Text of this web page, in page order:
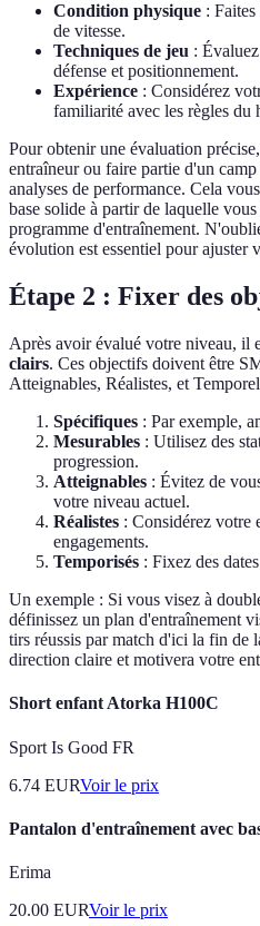
Condition physique :
de vitesse.
Techniques de jeu :
défense et positionnement.
Expérience : Considérez
familiarité avec les règles du
Pour obtenir une évaluation
entraîneur ou faire partie d'un
analyses de performance. Cela
base solide à partir de laquelle
programme d'entraînement.
évolution est essentiel pour ajuster
Étape 2 : Fixer des
Après avoir évalué votre niveau, il
clairs. Ces objectifs doivent être
Atteignables, Réalistes, et
Spécifiques : Par exemple,
Mesurables : Utilisez des
progression.
Atteignables : Évitez de
votre niveau actuel.
Réalistes : Considérez votre
engagements.
Temporisés : Fixez des
Un exemple : Si vous visez à
définissez un plan d'entraînement
tirs réussis par match d'ici la fin de
direction claire et motivera votre
Short enfant Atorka H100C
Sport Is Good FR
6.74 EURVoir le prix
Pantalon d'entraînement avec
Erima
20.00 EURVoir le prix